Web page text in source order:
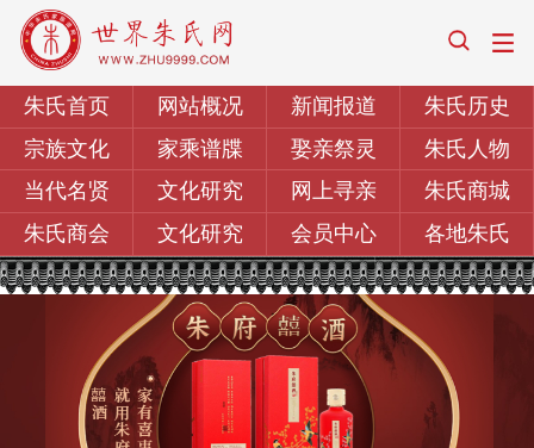
朱氏首页 网站概况 新闻报道
朱氏历史
宗族文化
家乘谱牒 娶亲祭灵
朱氏人物
当代名贤
文化研究 网上寻亲
朱氏商城
朱氏商会
文化研究 会员中心 各地朱氏